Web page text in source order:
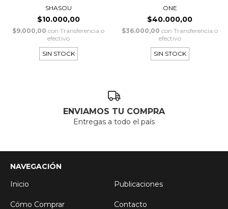
SHASOU
$10.000,00
$9.000,00 con Transferencia o
efectivo
SIN STOCK
ONE
$40.000,00
$36.000,00 con Transferencia o
efectivo
SIN STOCK
ENVIAMOS TU COMPRA
Entregas a todo el país
NAVEGACIÓN
Inicio
Publicaciones
Cómo Comprar Contacto